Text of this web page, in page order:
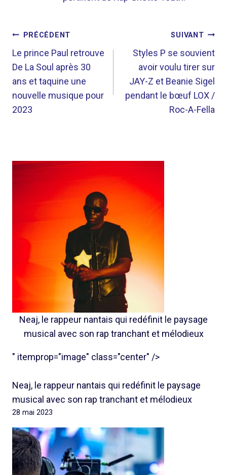
NAVIGATION
DE
L’ARTICLE
PRÉCÉDENT
Le prince Paul retrouve
De La Soul après 30
ans et taquine une
nouvelle musique pour
2023
SUIVANT
Styles P se souvient
avoir voulu tirer sur
JAY-Z et Beanie Sigel
pendant le bœuf LOX /
Roc-A-Fella
Neaj, le rappeur nantais qui redéfinit le paysage
musical avec son rap tranchant et mélodieux
" itemprop="image" class="center" />
Neaj, le rappeur nantais qui redéfinit le paysage
musical avec son rap tranchant et mélodieux
28 mai 2023